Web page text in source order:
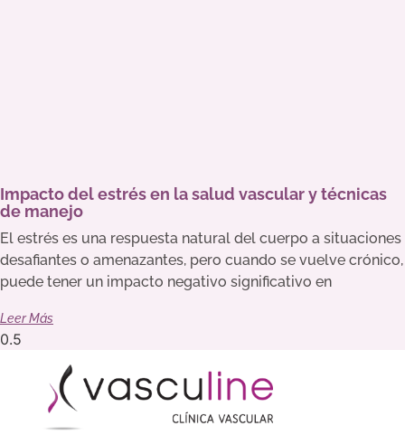
Impacto del estrés en la salud vascular y técnicas
de manejo
El estrés es una respuesta natural del cuerpo a situaciones
desafiantes o amenazantes, pero cuando se vuelve crónico,
puede tener un impacto negativo significativo en
Leer Más